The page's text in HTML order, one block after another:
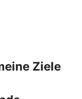
Ziele